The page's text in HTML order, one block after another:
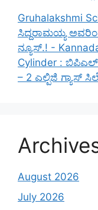
Gruhalakshmi
ಸಿದ್ದರಾಮಯ್ಯ
ನ್ಯೂಸ್.! -
Cylinder :
– 2 ಎಲ್ಪಿಜಿ ಗ್ಯಾಸ್
August 2026
July 2026